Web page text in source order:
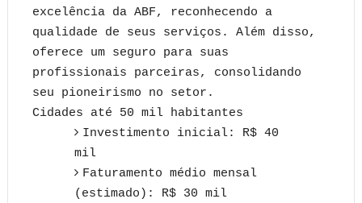
excelência da ABF, reconhecendo a
qualidade de seus serviços. Além disso,
oferece um seguro para suas
profissionais parceiras, consolidando
seu pioneirismo no setor.
Cidades até 50 mil habitantes
Investimento inicial: R$ 40
mil
Faturamento médio mensal
(estimado): R$ 30 mil